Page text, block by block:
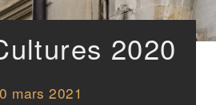
2020
mars 2021